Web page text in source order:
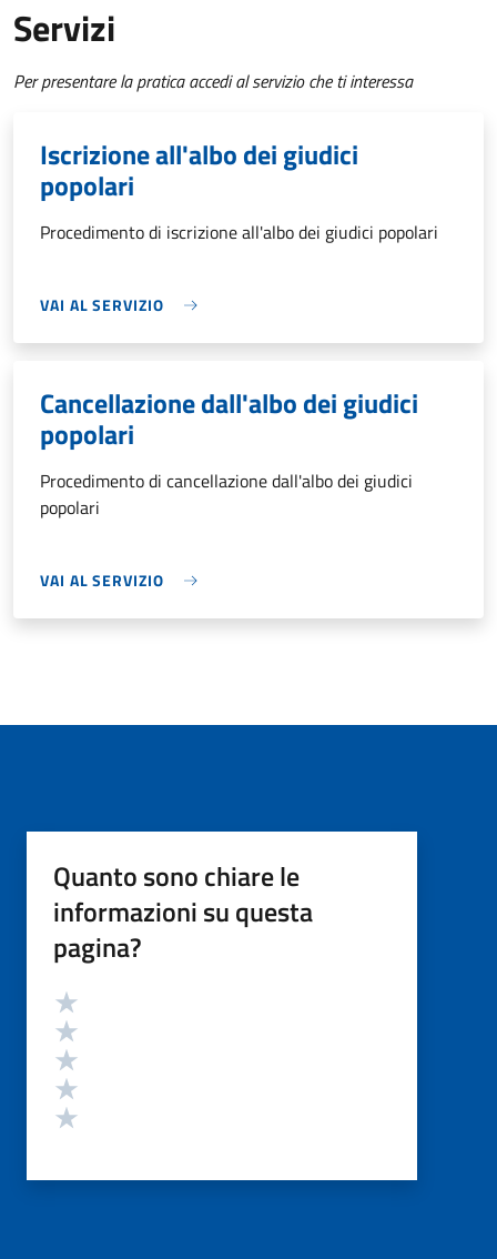
Servizi
Per presentare la pratica accedi al servizio che ti interessa
Iscrizione all'albo dei giudici
popolari
Procedimento di iscrizione all'albo dei giudici popolari
VAI AL SERVIZIO
Cancellazione dall'albo dei giudici
popolari
Procedimento di cancellazione dall'albo dei giudici
popolari
VAI AL SERVIZIO
Quanto sono chiare le
informazioni su questa
pagina?
Valutazione